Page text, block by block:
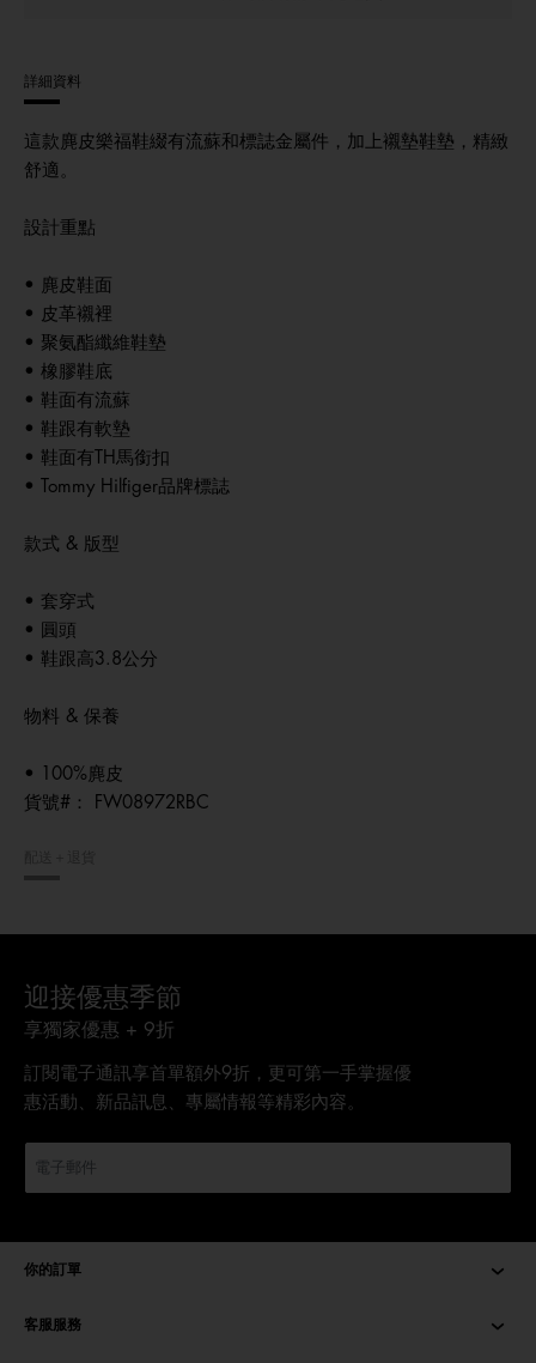
詳細資料
這款麂皮樂福鞋綴有流蘇和標誌金屬件，加上襯墊鞋墊，精緻
舒適。
設計重點
• 麂皮鞋面
• 皮革襯裡
• 聚氨酯纖維鞋墊
• 橡膠鞋底
• 鞋面有流蘇
• 鞋跟有軟墊
• 鞋面有TH馬銜扣
• Tommy Hilfiger品牌標誌
款式 & 版型
• 套穿式
• 圓頭
• 鞋跟高3.8公分
物料 & 保養
• 100%麂皮
貨號#：
FW08972RBC
迎接優惠季節
享獨家優惠 + 9折
訂閱電子通訊享首單額外9折，更可第一手掌握優
惠活動、新品訊息、專屬情報等精彩內容。
你的訂單
客服服務